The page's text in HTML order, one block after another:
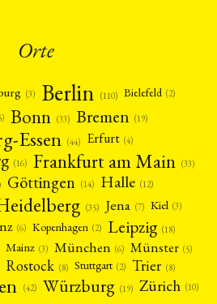
Orte
(3) Berlin (110) Bielefeld (2)
Bonn (33) Bremen (19)
Essen (44) Erfurt (4)
(16) Frankfurt am Main (33)
Göttingen (14) Halle (12)
(35) Jena (7) Kiel (3)
(6) Kopenhagen (2) Leipzig (18)
Mainz (3) München (6) Münster (5)
Rostock (8) Stuttgart (2) Trier (8)
(42) Würzburg (19) Zürich (10)